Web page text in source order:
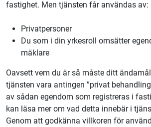
fastighet. Men tjänsten får användas av:
Privatpersoner
Du som i din yrkesroll omsätter
mäklare
Oavsett vem du är så måste ditt
tjänsten vara antingen ”privat
av sådan egendom som registreras i
kan läsa mer om vad detta innebär i
Genom att godkänna villkoren för